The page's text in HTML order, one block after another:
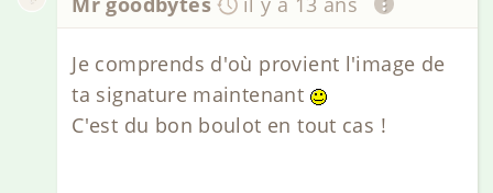
Je comprends d'où provient l'image de
ta signature maintenant
C'est du bon boulot en tout cas !